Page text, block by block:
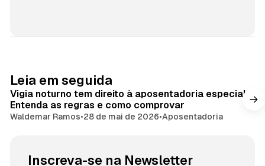
Leia em seguida
Vigia noturno tem direito à aposentadoria especial?
Entenda as regras e como comprovar
Waldemar Ramos•28 de mai de 2026•Aposentadoria
Inscreva-se na Newsletter